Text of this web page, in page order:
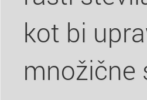
kot bi
množične